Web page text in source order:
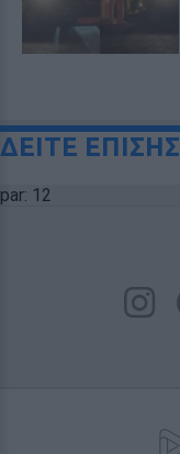
ΔΕΙΤΕ ΕΠΙΣΗΣ
par: 12